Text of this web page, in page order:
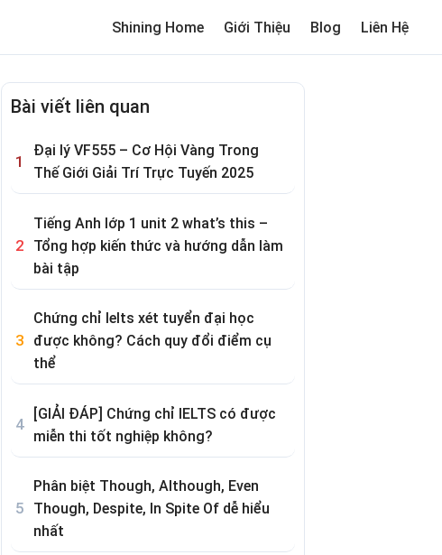
Shining Home Giới Thiệu Blog Liên Hệ
MemeReview trường cho bé
Bài viết liên quan
Đại lý VF555 – Cơ Hội Vàng Trong
Thế Giới Giải Trí Trực Tuyến 2025
Tiếng Anh lớp 1 unit 2 what’s this –
Tổng hợp kiến thức và hướng dẫn làm
bài tập
Chứng chỉ Ielts xét tuyển đại học
được không? Cách quy đổi điểm cụ
thể
[GIẢI ĐÁP] Chứng chỉ IELTS có được
miễn thi tốt nghiệp không?
Phân biệt Though, Although, Even
Though, Despite, In Spite Of dễ hiểu
nhất